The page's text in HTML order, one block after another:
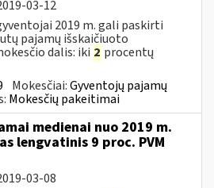
03-12
2019 m. gali paskirti
pajamų išskaičiuoto
dalis: iki 2 procentų
Mokesčiai:Gyventojų pajamų
Mokesčių pakeitimai
medienai nuo 2019 m.
lengvatinis 9 proc. PVM
03-08